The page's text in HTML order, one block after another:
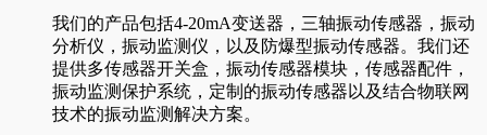
我们的产品包括4-20mA变送器，三轴振动传感器，振动
分析仪，振动监测仪，以及防爆型振动传感器。我们还
提供多传感器开关盒，振动传感器模块，传感器配件，
振动监测保护系统，定制的振动传感器以及结合物联网
技术的振动监测解决方案。